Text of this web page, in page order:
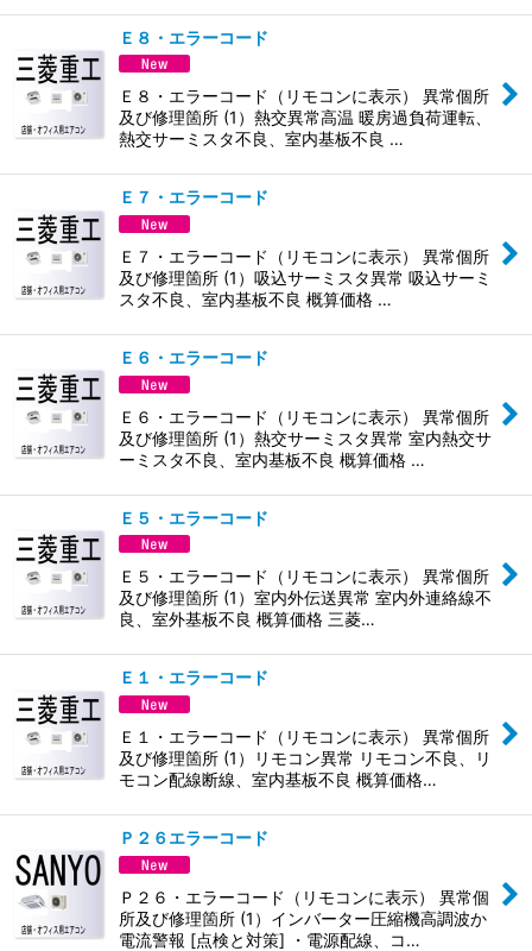
Ｅ８・エラーコード
Ｅ８・エラーコード（リモコンに表示） 異常個所
及び修理箇所 (1）熱交異常高温 暖房過負荷運転、
熱交サーミスタ不良、室内基板不良 …
Ｅ７・エラーコード
Ｅ７・エラーコード（リモコンに表示） 異常個所
及び修理箇所 (1）吸込サーミスタ異常 吸込サーミ
スタ不良、室内基板不良 概算価格 …
Ｅ６・エラーコード
Ｅ６・エラーコード（リモコンに表示） 異常個所
及び修理箇所 (1）熱交サーミスタ異常 室内熱交サ
ーミスタ不良、室内基板不良 概算価格 …
Ｅ５・エラーコード
Ｅ５・エラーコード（リモコンに表示） 異常個所
及び修理箇所 (1）室内外伝送異常 室内外連絡線不
良、室外基板不良 概算価格 三菱…
Ｅ１・エラーコード
Ｅ１・エラーコード（リモコンに表示） 異常個所
及び修理箇所 (1）リモコン異常 リモコン不良、リ
モコン配線断線、室内基板不良 概算価格…
Ｐ２６エラーコード
Ｐ２６・エラーコード（リモコンに表示） 異常個
所及び修理箇所 (1）インバーター圧縮機高調波か
電流警報 [点検と対策] ・電源配線、コ…